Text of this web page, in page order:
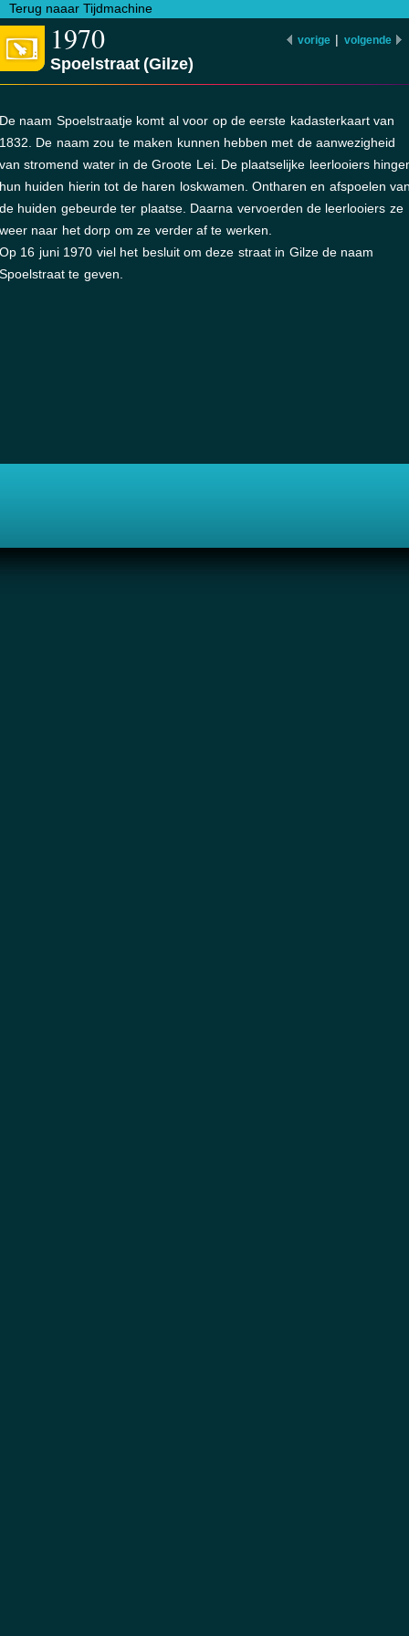
Terug naaar Tijdmachine
vorige | volgende
1970
Spoelstraat (Gilze)
De naam Spoelstraatje komt al voor op de eerste kadasterkaart van
1832. De naam zou te maken kunnen hebben met de aanwezigheid
van stromend water in de Groote Lei. De plaatselijke leerlooiers
hun huiden hierin tot de haren loskwamen. Ontharen en afspoelen
de huiden gebeurde ter plaatse. Daarna vervoerden de leerlooiers ze
weer naar het dorp om ze verder af te werken.
Op 16 juni 1970 viel het besluit om deze straat in Gilze de naam
Spoelstraat te geven.